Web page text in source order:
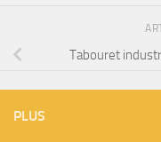
Tabouret
PLUS